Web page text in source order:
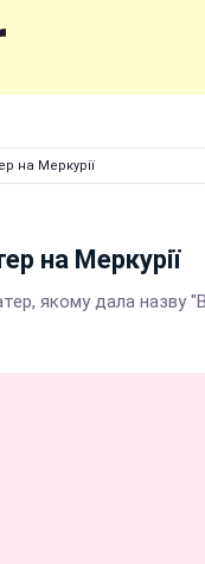
на Меркурії
на Меркурії
якому дала назву